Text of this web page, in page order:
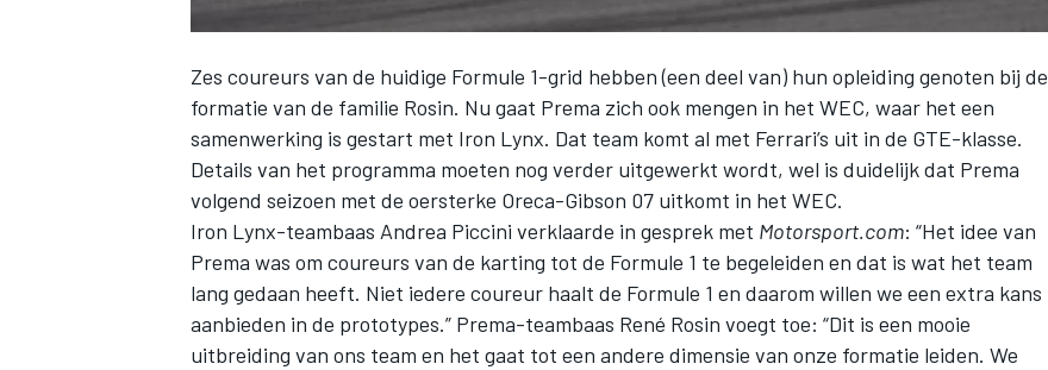
WEC DTM
Zes coureurs van de huidige Formule 1-grid hebben (een deel van) hun opleiding genoten bij de
formatie van de familie Rosin. Nu gaat Prema zich ook mengen in het WEC, waar het een
samenwerking is gestart met Iron Lynx. Dat team komt al met Ferrari’s uit in de GTE-klasse.
Details van het programma moeten nog verder uitgewerkt wordt, wel is duidelijk dat Prema
volgend seizoen met de oersterke Oreca-Gibson 07 uitkomt in het WEC.
Iron Lynx-teambaas Andrea Piccini verklaarde in gesprek met Motorsport.com: “Het idee van
Prema was om coureurs van de karting tot de Formule 1 te begeleiden en dat is wat het team
lang gedaan heeft. Niet iedere coureur haalt de Formule 1 en daarom willen we een extra kans
aanbieden in de prototypes.” Prema-teambaas René Rosin voegt toe: “Dit is een mooie
uitbreiding van ons team en het gaat tot een andere dimensie van onze formatie leiden. We